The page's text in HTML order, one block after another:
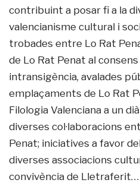
contribuint a posar fi a la
valencianisme cultural i
trobades entre Lo Rat
de Lo Rat Penat al
intransigència, avalades
emplaçaments de Lo Rat
Filologia Valenciana a un
diverses col·laboracions
Penat; iniciatives a favor
diverses associacions
convivència de Lletraferit…